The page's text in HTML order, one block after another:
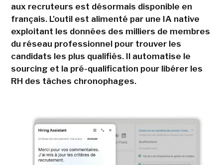
aux recruteurs est désormais disponible en
français. L'outil est alimenté par une IA native
exploitant les données des milliers de membres
du réseau professionnel pour trouver les
candidats les plus qualifiés. Il automatise le
sourcing et la pré-qualification pour libérer les
RH des tâches chronophages.